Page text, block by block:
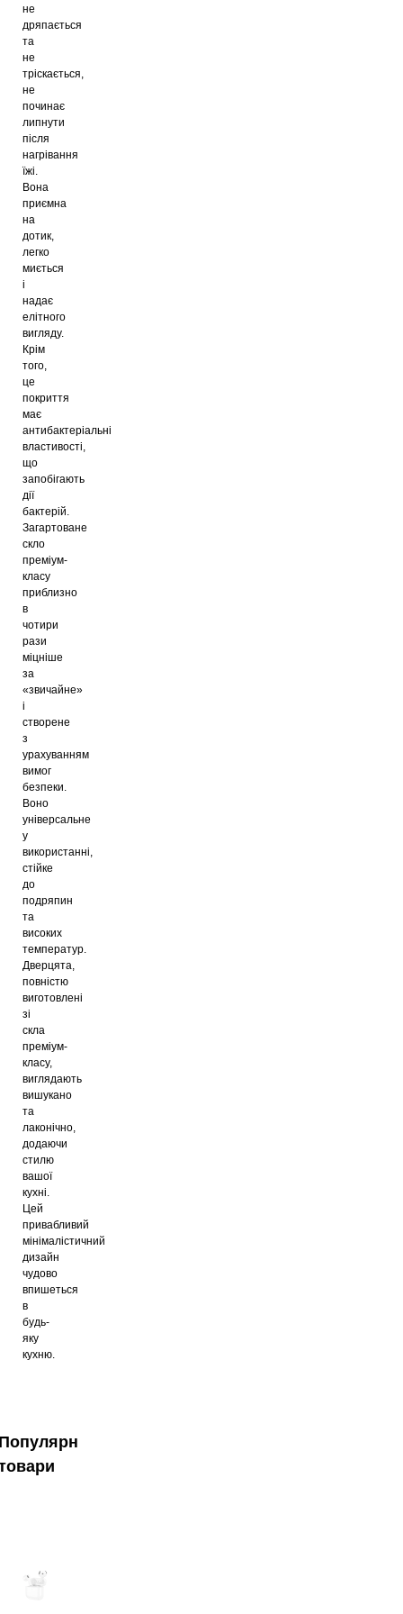
не
дряпається
та
не
тріскається,
не
починає
липнути
після
нагрівання
їжі.
Вона
приємна
на
дотик,
легко
миється
і
надає
елітного
вигляду.
Крім
того,
це
покриття
має
антибактеріальні
властивості,
що
запобігають
дії
бактерій.
Загартоване
скло
преміум-
класу
приблизно
в
чотири
рази
міцніше
за
«звичайне»
і
створене
з
урахуванням
вимог
безпеки.
Воно
універсальне
у
використанні,
стійке
до
подряпин
та
високих
температур.
Дверцята,
повністю
виготовлені
зі
скла
преміум-
класу,
виглядають
вишукано
та
лаконічно,
додаючи
стилю
вашої
кухні.
Цей
привабливий
мінімалістичний
дизайн
чудово
впишеться
в
будь-
яку
кухню.